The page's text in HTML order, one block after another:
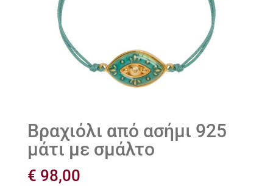
Βραχιόλι από ασήμι 925
μάτι με σμάλτο
€ 98,00